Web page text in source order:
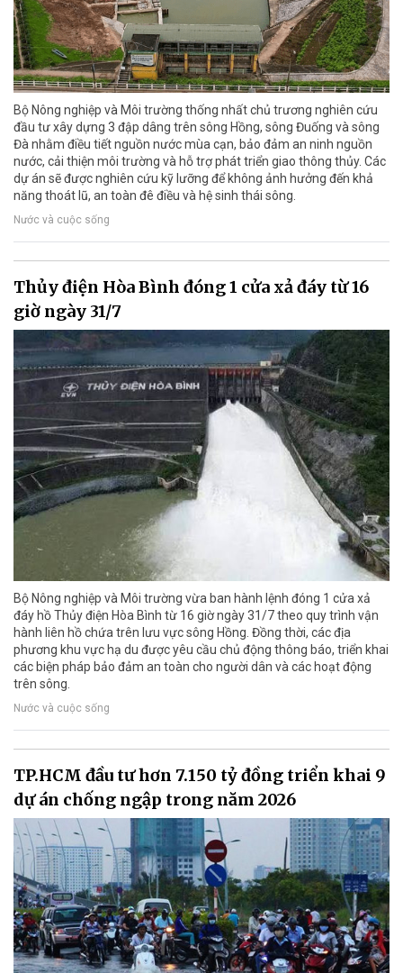
Bộ Nông nghiệp và Môi trường thống nhất chủ trương nghiên cứu
đầu tư xây dựng 3 đập dâng trên sông Hồng, sông Đuống và sông
Đà nhằm điều tiết nguồn nước mùa cạn, bảo đảm an ninh nguồn
nước, cải thiện môi trường và hỗ trợ phát triển giao thông thủy. Các
dự án sẽ được nghiên cứu kỹ lưỡng để không ảnh hưởng đến khả
năng thoát lũ, an toàn đê điều và hệ sinh thái sông.
Nước và cuộc sống
Thủy điện Hòa Bình đóng 1 cửa xả đáy từ 16
giờ ngày 31/7
Bộ Nông nghiệp và Môi trường vừa ban hành lệnh đóng 1 cửa xả
đáy hồ Thủy điện Hòa Bình từ 16 giờ ngày 31/7 theo quy trình vận
hành liên hồ chứa trên lưu vực sông Hồng. Đồng thời, các địa
phương khu vực hạ du được yêu cầu chủ động thông báo, triển khai
các biện pháp bảo đảm an toàn cho người dân và các hoạt động
trên sông.
Nước và cuộc sống
TP.HCM đầu tư hơn 7.150 tỷ đồng triển khai 9
dự án chống ngập trong năm 2026